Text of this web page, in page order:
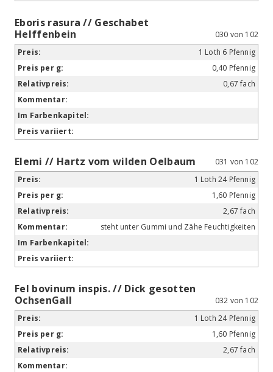
Eboris rasura // Geschabet
Helffenbein
030 von 102
1 Loth 6 Pfennig
0,40 Pfennig
0,67 fach
Elemi // Hartz vom wilden Oelbaum
031 von 102
1 Loth 24 Pfennig
1,60 Pfennig
2,67 fach
steht unter Gummi und Zähe Feuchtigkeiten
Fel bovinum inspis. // Dick gesotten
OchsenGall
032 von 102
1 Loth 24 Pfennig
1,60 Pfennig
2,67 fach